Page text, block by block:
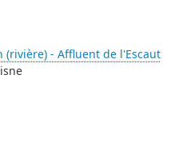
(rivière) - Affluent de l'Escaut